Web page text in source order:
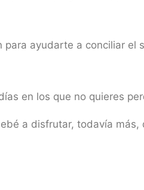
ayudarte a conciliar el
en los que no quieres
a disfrutar, todavía más,